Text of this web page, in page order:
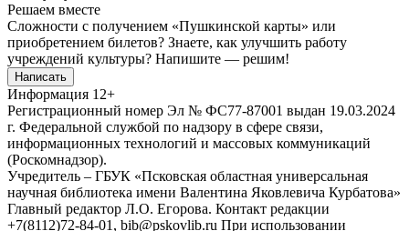
Решаем вместе
Сложности с получением «Пушкинской карты» или
приобретением билетов? Знаете, как улучшить работу
учреждений культуры? Напишите — решим!
Написать
Информация 12+
Регистрационный номер Эл № ФС77-87001 выдан 19.03.2024
г. Федеральной службой по надзору в сфере связи,
информационных технологий и массовых коммуникаций
(Роскомнадзор).
Учредитель – ГБУК «Псковская областная универсальная
научная библиотека имени Валентина Яковлевича Курбатова»
Главный редактор Л.О. Егорова. Контакт редакции
+7(8112)72-84-01, bib@pskovlib.ru При использовании